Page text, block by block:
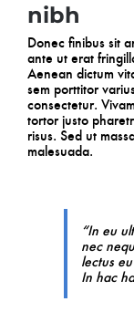
nibh
Donec finibus sit
ante ut erat
Aenean dictum
sem porttitor
consectetur.
tortor justo
risus. Sed ut
malesuada.
“In eu
nec
lectus
In hac